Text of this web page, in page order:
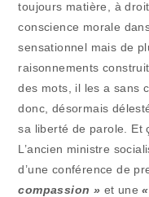
toujours matière, à
conscience morale
sensationnel mais de
raisonnements
des mots, il les a sans
donc, désormais
sa liberté de parole. Et
L’ancien ministre
d’une conférence de
compassion » et une